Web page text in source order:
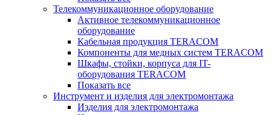
Телекоммуникационное оборудование
Активное телекоммуникационное
оборудование
Кабельная продукция TERACOM
Компоненты для медных систем TERACOM
Шкафы, стойки, корпуса для IT-
оборудования TERACOM
Показать все
Инструмент и изделия для электромонтажа
Изделия для электромонтажа